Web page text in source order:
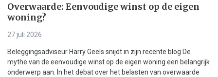
Overwaarde: Eenvoudige winst op de eigen
woning?
27 juli 2026
Beleggingsadviseur Harry Geels snijdt in zijn recente blog De
mythe van de eenvoudige winst op de eigen woning een belangrijk
onderwerp aan. In het debat over het belasten van overwaarde